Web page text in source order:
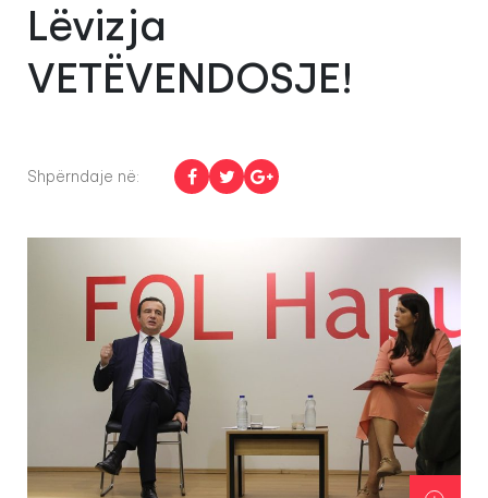
Lëvizja
VETËVENDOSJE!
Shpërndaje në: